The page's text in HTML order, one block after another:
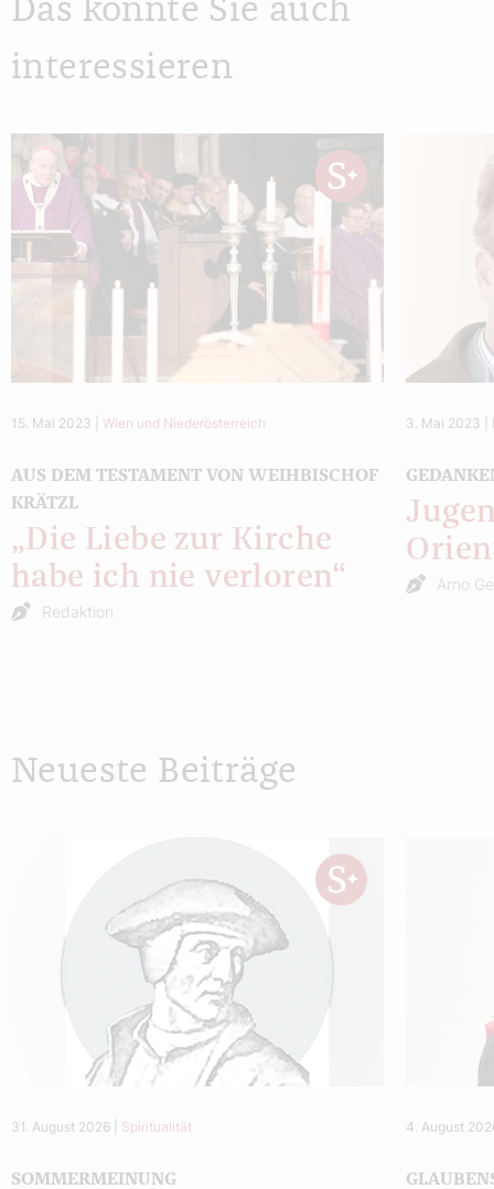
Das könnte Sie auch
interessieren
15. Mai 2023 Wien und Niederösterreich
AUS DEM TESTAMENT VON WEIHBISCHOF
KRÄTZL
„Die Liebe zur Kirche
habe ich nie verloren“
Redaktion
3. Mai 2023
Arno
Neueste Beiträge
31. August 2026 Spiritualität
SOMMERMEINUNG
4. August